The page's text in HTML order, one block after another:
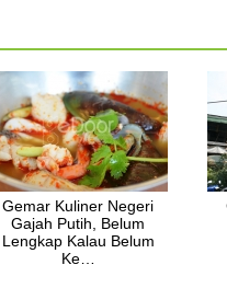
Gemar Kuliner Negeri
Gajah Putih, Belum
Lengkap Kalau Belum
Ke…